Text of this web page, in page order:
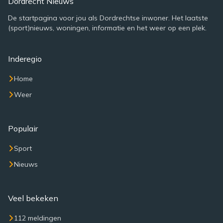
De startpagina voor jou als Dordrechtse inwoner. Het laatste
(sport)nieuws, woningen, informatie en het weer op een plek.
Inderegio
Home
Weer
Populair
Sport
Nieuws
Veel bekeken
112 meldingen